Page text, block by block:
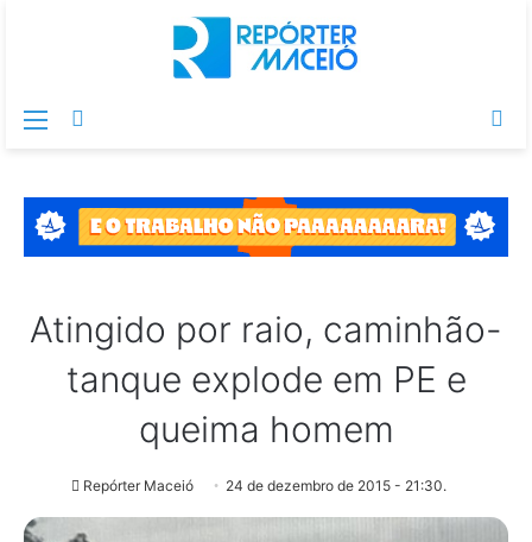
Menu
Atingido por raio, caminhão-
tanque explode em PE e
queima homem
Repórter Maceió 24 de dezembro de 2015 - 21:30.